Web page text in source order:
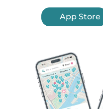
App Store